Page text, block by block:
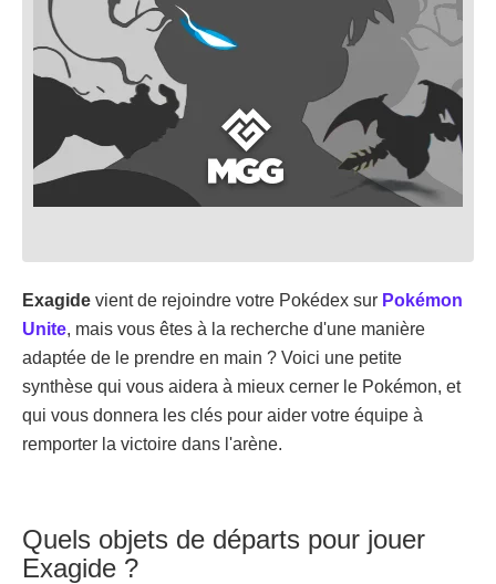
Exagide vient de rejoindre votre Pokédex sur Pokémon
Unite, mais vous êtes à la recherche d'une manière
adaptée de le prendre en main ? Voici une petite
synthèse qui vous aidera à mieux cerner le Pokémon, et
qui vous donnera les clés pour aider votre équipe à
remporter la victoire dans l'arène.
Quels objets de départs pour jouer
Exagide ?